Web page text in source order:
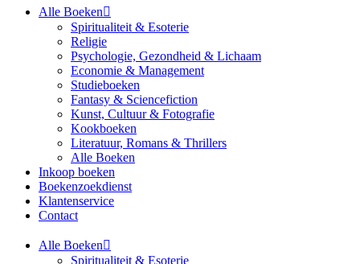
Alle Boeken
Spiritualiteit & Esoterie
Religie
Psychologie, Gezondheid & Lichaam
Economie & Management
Studieboeken
Fantasy & Sciencefiction
Kunst, Cultuur & Fotografie
Kookboeken
Literatuur, Romans & Thrillers
Alle Boeken
Inkoop boeken
Boekenzoekdienst
Klantenservice
Contact
Alle Boeken
Spiritualiteit & Esoterie